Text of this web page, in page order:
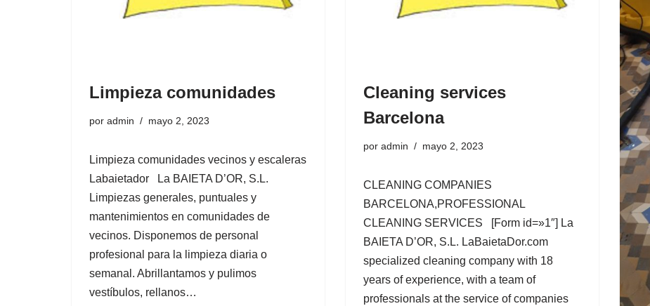
Limpieza comunidades
por admin mayo 2, 2023
Limpieza comunidades vecinos y escaleras
Labaietador La BAIETA D’OR, S.L.
Limpiezas generales, puntuales y
mantenimientos en comunidades de
vecinos. Disponemos de personal
profesional para la limpieza diaria o
semanal. Abrillantamos y pulimos
vestíbulos, rellanos…
Cleaning services
Barcelona
por admin mayo 2, 2023
CLEANING COMPANIES
BARCELONA,PROFESSIONAL
CLEANING SERVICES [Form id=»1″] La
BAIETA D’OR, S.L. LaBaietaDor.com
specialized cleaning company with 18
years of experience, with a team of
professionals at the service of companies